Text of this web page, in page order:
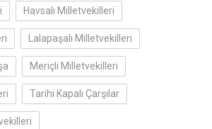
Havsalı Milletvekilleri
Lalapaşalı Milletvekilleri
Meriçli Milletvekilleri
Tarihi Kapalı Çarşılar